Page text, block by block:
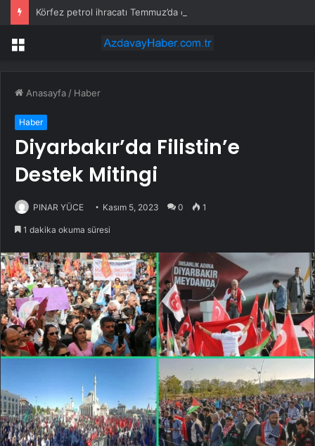
Menü
Anasayfa / Haber
Haber
Diyarbakır’da Filistin’e
Destek Mitingi
PINAR YÜCE Kasım 5, 2023 0 1
1 dakika okuma süresi